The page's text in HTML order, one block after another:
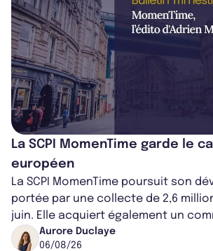
La SCPI MomenTime garde le
européen
La SCPI MomenTime poursuit son
portée par une collecte de 2,6
juin. Elle acquiert également un
Worcester, place une plateforme
Aurore Duclaye
06/08/26